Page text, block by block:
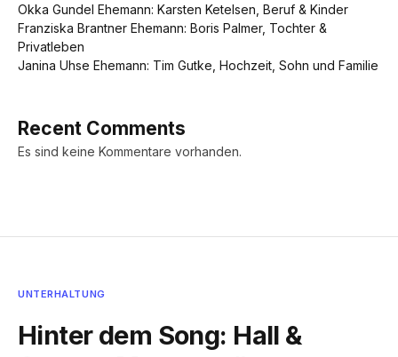
Okka Gundel Ehemann: Karsten Ketelsen, Beruf & Kinder
Franziska Brantner Ehemann: Boris Palmer, Tochter &
Privatleben
Janina Uhse Ehemann: Tim Gutke, Hochzeit, Sohn und Familie
Recent Comments
Es sind keine Kommentare vorhanden.
UNTERHALTUNG
Hinter dem Song: Hall &